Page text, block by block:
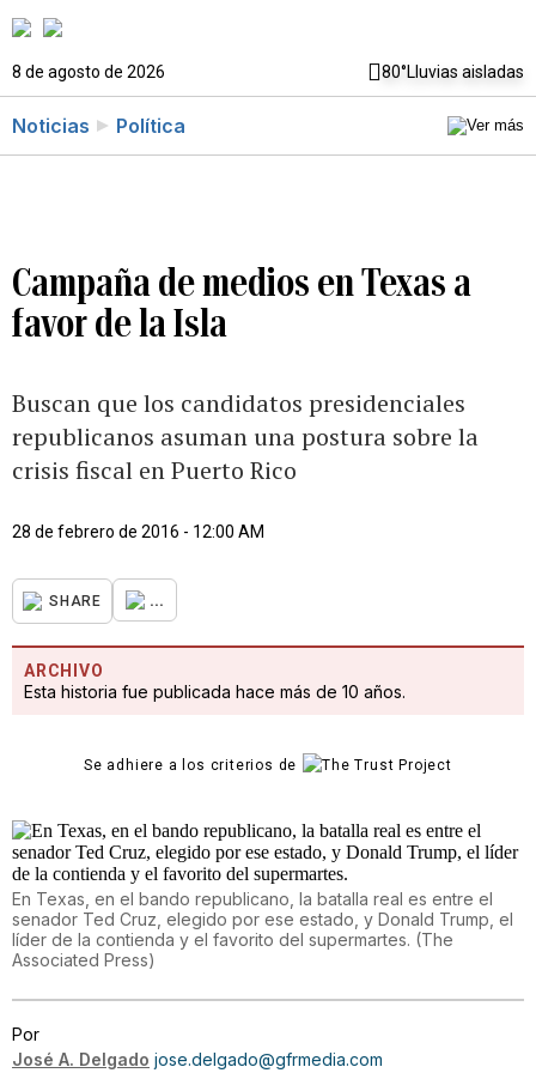
8 de agosto de 2026 80°Lluvias aisladas
Noticias Política
Campaña de medios en Texas a
favor de la Isla
Buscan que los candidatos presidenciales
republicanos asuman una postura sobre la
crisis fiscal en Puerto Rico
28 de febrero de 2016 - 12:00 AM
SHARE ...
ARCHIVO
Esta historia fue publicada hace más de 10 años.
Se adhiere a los criterios de
En Texas, en el bando republicano, la batalla real es entre el
senador Ted Cruz, elegido por ese estado, y Donald Trump, el
líder de la contienda y el favorito del supermartes. (The
Associated Press)
Por
José A. Delgado jose.delgado@gfrmedia.com